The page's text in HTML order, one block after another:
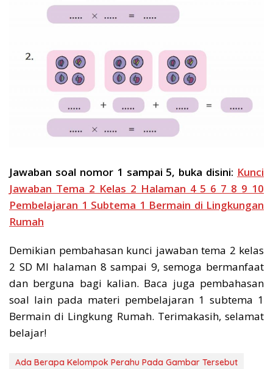
Jawaban soal nomor 1 sampai 5, buka disini: Kunci
Jawaban Tema 2 Kelas 2 Halaman 4 5 6 7 8 9 10
Pembelajaran 1 Subtema 1 Bermain di Lingkungan
Rumah
Demikian pembahasan kunci jawaban tema 2 kelas
2 SD MI halaman 8 sampai 9, semoga bermanfaat
dan berguna bagi kalian. Baca juga pembahasan
soal lain pada materi pembelajaran 1 subtema 1
Bermain di Lingkung Rumah. Terimakasih, selamat
belajar!
Ada Berapa Kelompok Perahu Pada Gambar Tersebut